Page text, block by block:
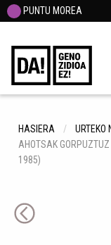
PUNTU MOREA
HASIERA
URTEKO
AHOTSAK
1985)